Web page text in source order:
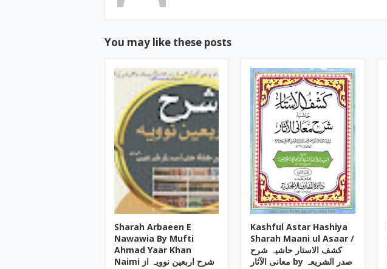
You may like these posts
Sharah Arbaeen E
Nawawia By Mufti
Ahmad Yaar Khan
Naimi شرح اربعین نوویہ از
Kashful Astar Hashiya
Sharah Maani ul Asaar /
کشف الاستار حاشیہ شرح
معانی الآثار by صدر الشریعہ